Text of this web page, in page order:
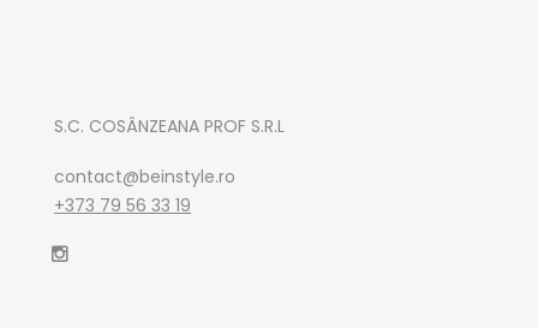
S.C. COSÂNZEANA PROF S.R.L
contact@beinstyle.ro
+373 79 56 33 19